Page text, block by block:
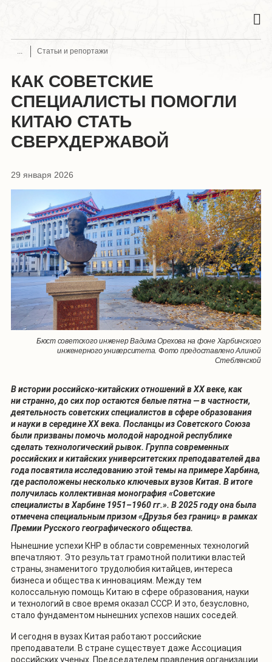
Статьи и репортажи
КАК СОВЕТСКИЕ
СПЕЦИАЛИСТЫ ПОМОГЛИ
КИТАЮ СТАТЬ
СВЕРХДЕРЖАВОЙ
29 января 2026
Бюст советского инженер Вадима Орехова на фоне Харбинского
инженерного университета. Фото предоставлено Алиной
Стеблянской
В истории российско-китайских отношений в ХХ веке, как
ни странно, до сих пор остаются белые пятна — в частности,
деятельность советских специалистов в сфере образования
и науки в середине ХХ века. Посланцы из Советского Союза
были призваны помочь молодой народной республике
сделать технологический рывок. Группа современных
российских и китайских университетских преподавателей два
года посвятила исследованию этой темы на примере Харбина,
где расположены несколько ключевых вузов Китая. В итоге
получилась коллективная монография «Советские
специалисты в Харбине 1951–1960 гг.». В 2025 году она была
отмечена специальным призом «Друзья без границ» в рамках
Премии Русского географического общества.
Нынешние успехи КНР в области современных технологий
впечатляют. Это результат грамотной политики властей
страны, знаменитого трудолюбия китайцев, интереса
бизнеса и общества к инновациям. Между тем
колоссальную помощь Китаю в сфере образования, науки
и технологий в свое время оказал СССР. И это, безусловно,
стало фундаментом нынешних успехов наших соседей.
И сегодня в вузах Китая работают российские
преподаватели. В стране существует даже Ассоциация
российских ученых. Председателем правления организации